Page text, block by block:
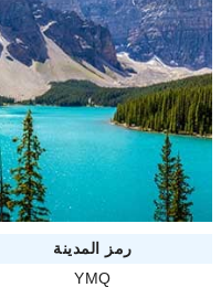
رمز المدينة
YMQ